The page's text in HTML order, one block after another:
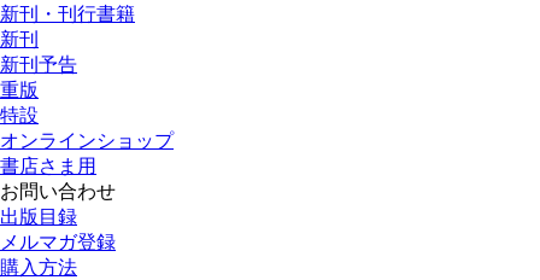
新刊・刊行書籍
新刊
新刊予告
重版
特設
オンラインショップ
書店さま用
お問い合わせ
出版目録
メルマガ登録
購入方法